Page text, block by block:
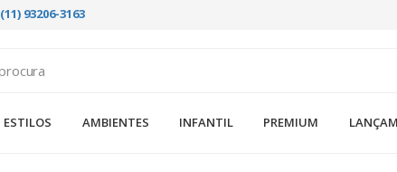
(11) 93206-3163
ESTILOS AMBIENTES INFANTIL PREMIUM